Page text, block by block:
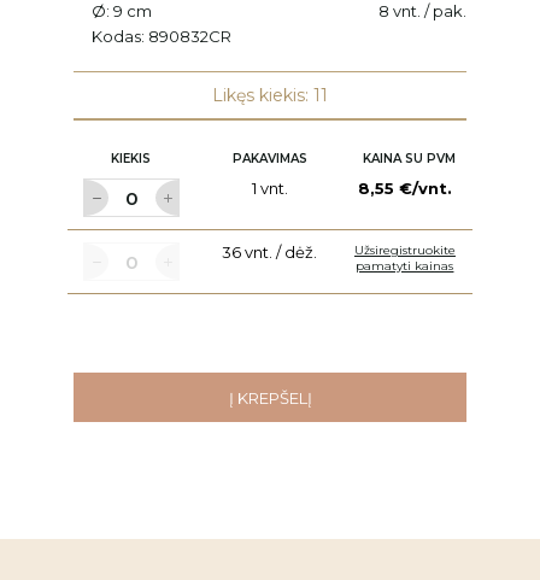
Ø: 9 cm
8 vnt. / pak.
Kodas: 890832CR
Likęs kiekis: 11
KIEKIS PAKAVIMAS KAINA SU PVM
1 vnt. 8,55 €/vnt.
36 vnt. / dėž.
Užsiregistruokite
pamatyti kainas
Į KREPŠELĮ